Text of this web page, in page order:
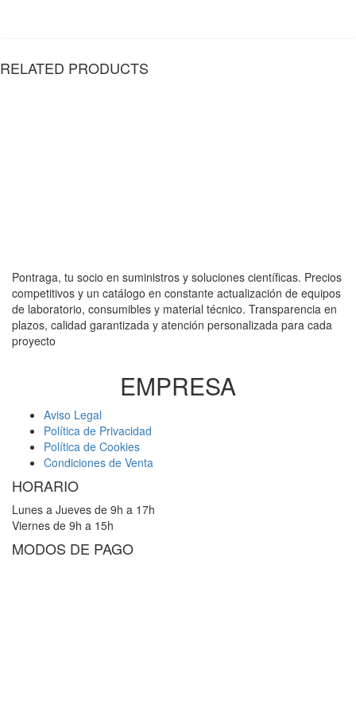
RELATED PRODUCTS
Pontraga, tu socio en suministros y soluciones científicas. Precios
competitivos y un catálogo en constante actualización de equipos
de laboratorio, consumibles y material técnico. Transparencia en
plazos, calidad garantizada y atención personalizada para cada
proyecto
EMPRESA
Aviso Legal
Política de Privacidad
Política de Cookies
Condiciones de Venta
HORARIO
Lunes a Jueves de 9h a 17h
Viernes de 9h a 15h
MODOS DE PAGO